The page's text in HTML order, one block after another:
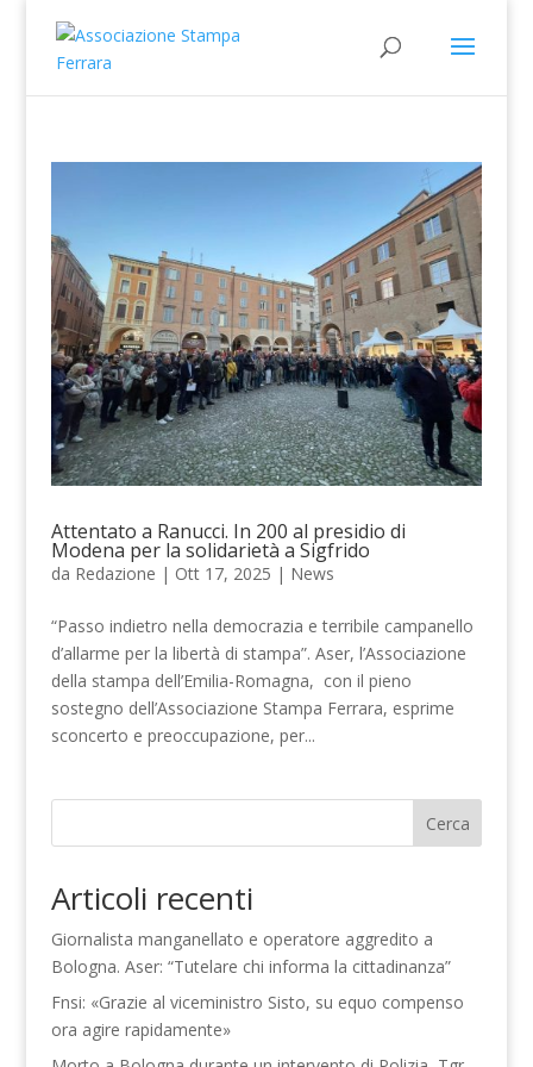
Attentato a Ranucci. In 200 al presidio di
Modena per la solidarietà a Sigfrido
da Redazione | Ott 17, 2025 | News
“Passo indietro nella democrazia e terribile campanello
d’allarme per la libertà di stampa”. Aser, l’Associazione
della stampa dell’Emilia-Romagna, con il pieno
sostegno dell’Associazione Stampa Ferrara, esprime
sconcerto e preoccupazione, per...
Cerca
Articoli recenti
Giornalista manganellato e operatore aggredito a
Bologna. Aser: “Tutelare chi informa la cittadinanza”
Fnsi: «Grazie al viceministro Sisto, su equo compenso
ora agire rapidamente»